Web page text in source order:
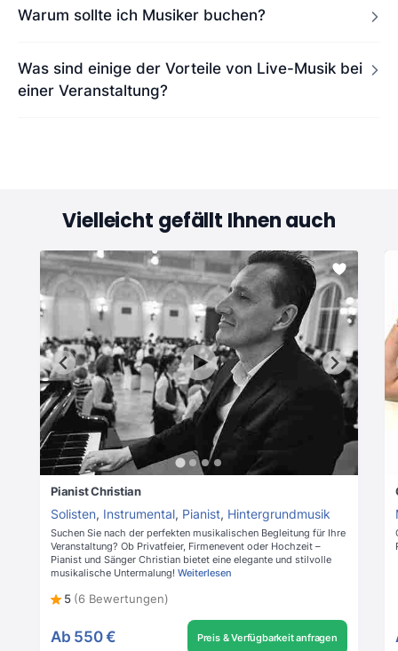
Warum sollte ich Musiker buchen?
Was sind einige der Vorteile von Live-Musik bei
einer Veranstaltung?
Vielleicht gefällt Ihnen auch
Pianist Christian
Solisten, Instrumental, Pianist, Hintergrundmusik
Suchen Sie nach der perfekten musikalischen Begleitung für Ihre
Veranstaltung? Ob Privatfeier, Firmenevent oder Hochzeit –
Pianist und Sänger Christian bietet eine elegante und stilvolle
musikalische Untermalung! Weiterlesen
5 (6 Bewertungen)
Ab 550 € Preis & Verfügbarkeit anfragen